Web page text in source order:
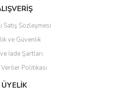
daha pahalı.
Gönder
Satış Sözleşmesi
ve Güvenlik
İade Şartları
Politikası
ÜYELİK